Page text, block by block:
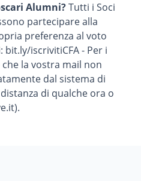
Alumni?Tutti i Soci
partecipare alla
preferenza al voto
bit.ly/iscrivitiCFA- Per i
la vostra mail non
dal sistema di
di qualche ora o
).